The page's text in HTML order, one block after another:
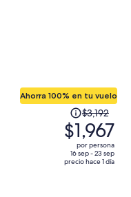
Ahorra 100% en tu vuelo
El
precio
era
de
$3,192
$3,192
$1,967
por persona
16 sep - 23 sep
precio hace 1 día